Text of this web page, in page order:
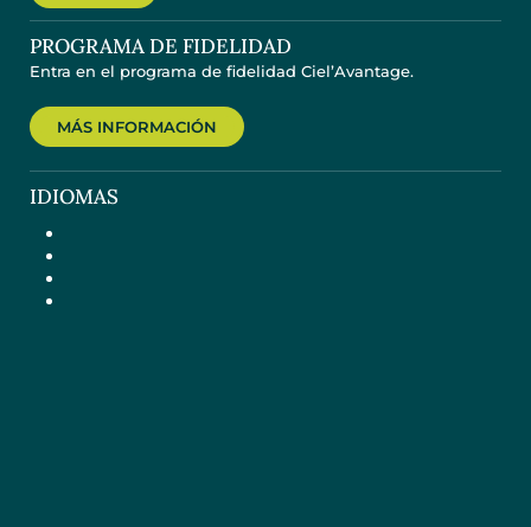
PROGRAMA DE FIDELIDAD
Entra en el programa de fidelidad Ciel’Avantage.
MÁS INFORMACIÓN
IDIOMAS